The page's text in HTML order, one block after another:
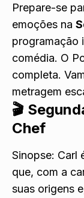
Prepare-se
emoções na
programação
comédia. O
completa.
metragem
🎬
Chef
Sinopse: Carl
que, com a
suas origens